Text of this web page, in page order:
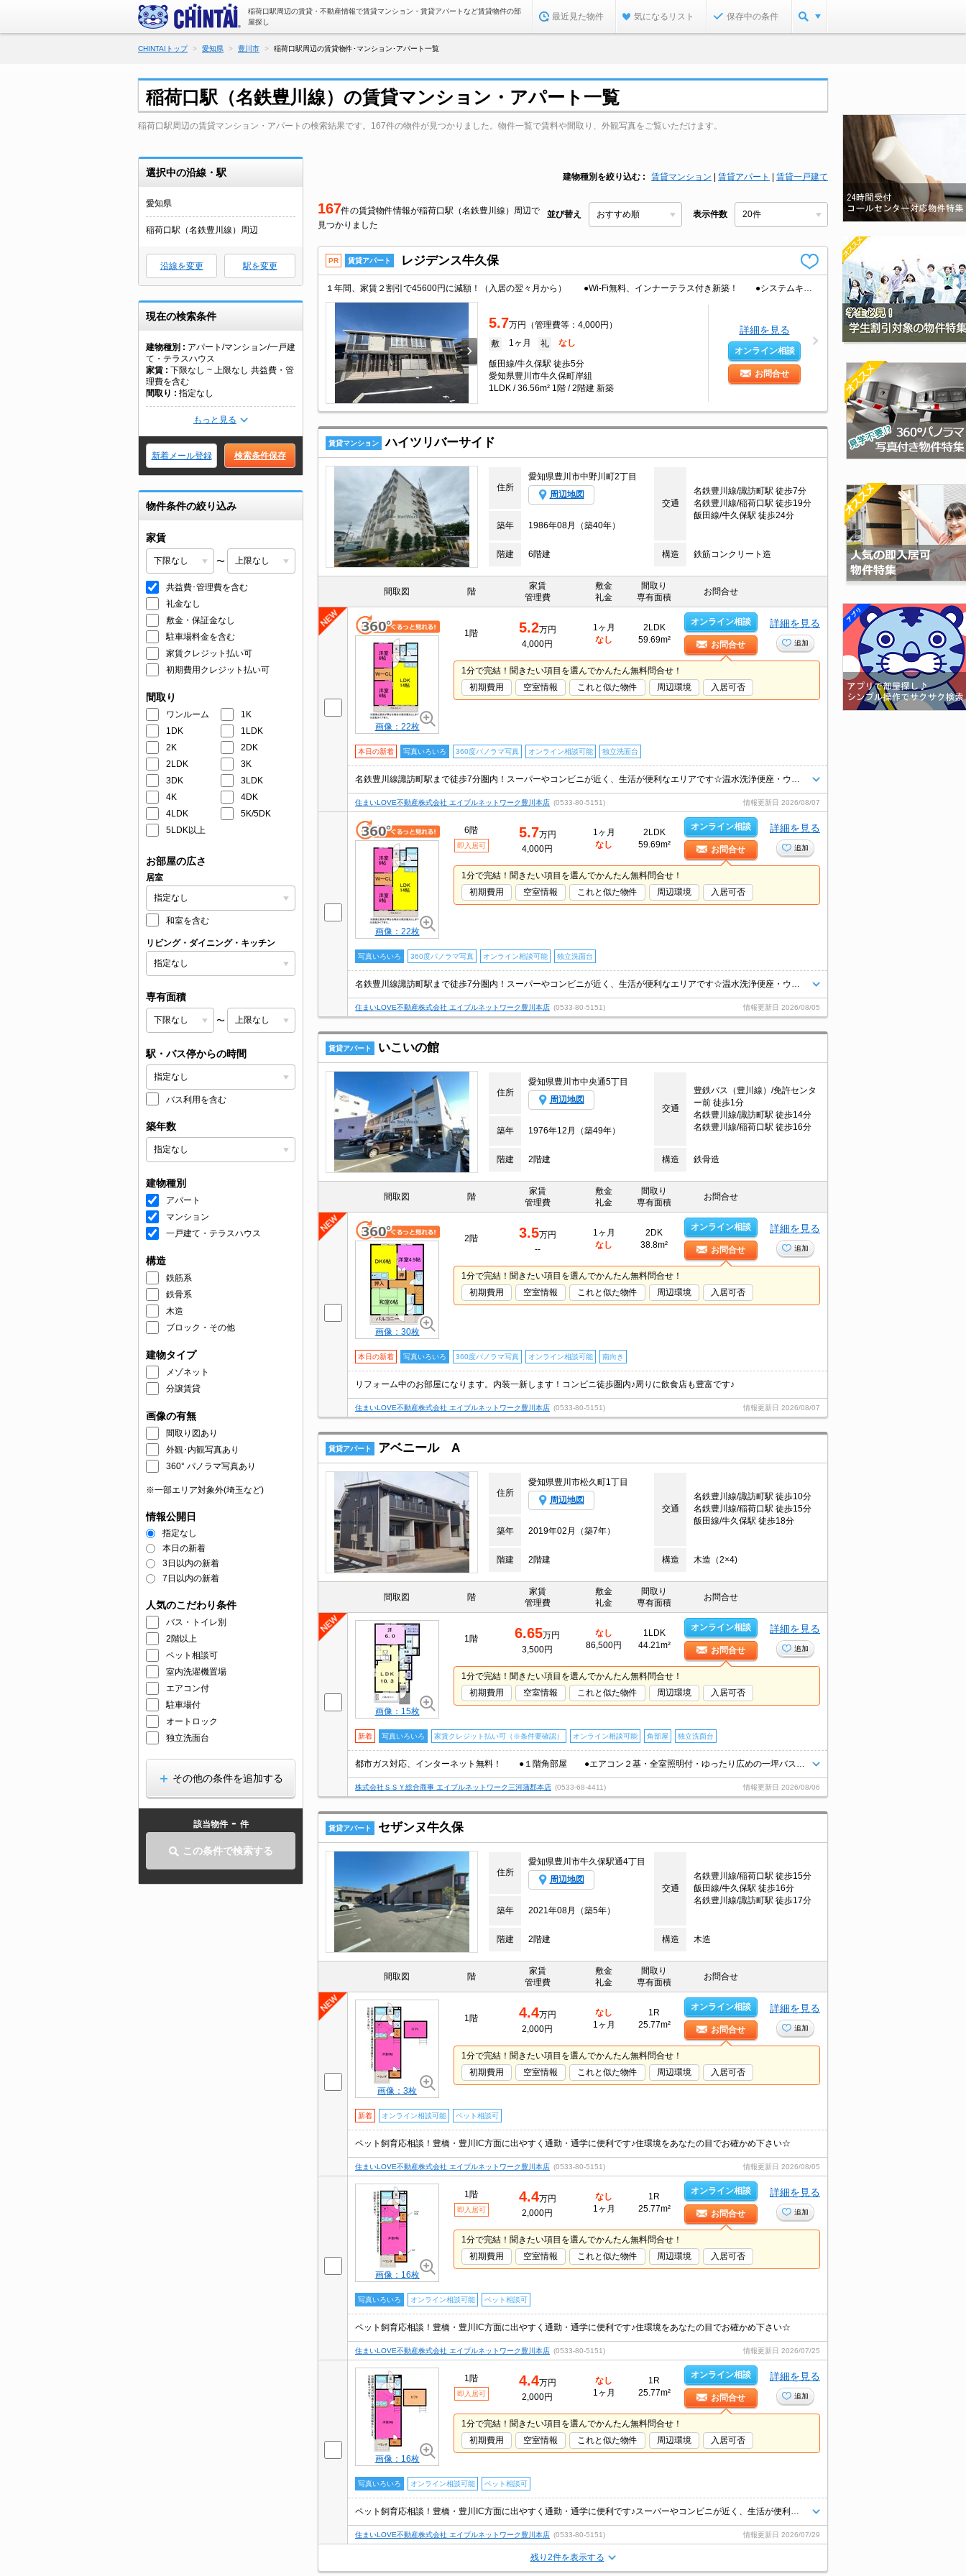
稲荷口駅周辺の賃貸・不動産情報で賃貸マンション・賃貸アパートなど賃貸物件の部
屋探し
最近見た物件 気になるリスト 保存中の条件
CHINTAIトップ 愛知県 豊川市 稲荷口駅周辺の賃貸物件･マンション･アパート一覧
稲荷口駅（名鉄豊川線）の賃貸マンション・アパート一覧
稲荷口駅周辺の賃貸マンション・アパートの検索結果です。167件の物件が見つかりました。物件一覧で賃料や間取り、外観写真をご覧いただけます。
選択中の沿線・駅
愛知県
稲荷口駅（名鉄豊川線）周辺
沿線を変更 駅を変更
現在の検索条件
建物種別
アパート/マンション/一戸建
て・テラスハウス
家賃
下限なし ~ 上限なし 共益費・管
理費を含む
間取り
指定なし
もっと見る
新着メール登録 検索条件保存
物件条件の絞り込み
家賃
〜
共益費･管理費を含む
礼金なし
敷金・保証金なし
駐車場料金を含む
家賃クレジット払い可
初期費用クレジット払い可
間取り
ワンルーム
1K
1DK
1LDK
2K
2DK
2LDK
3K
3DK
3LDK
4K
4DK
4LDK
5K/5DK
5LDK以上
お部屋の広さ
居室
和室を含む
リビング・ダイニング・キッチン
専有面積
〜
駅・バス停からの時間
バス利用を含む
築年数
建物種別
アパート
マンション
一戸建て・テラスハウス
構造
鉄筋系
鉄骨系
木造
ブロック・その他
建物タイプ
メゾネット
分譲賃貸
画像の有無
間取り図あり
外観･内観写真あり
360° パノラマ写真あり
※一部エリア対象外(埼玉など)
情報公開日
指定なし
本日の新着
3日以内の新着
7日以内の新着
人気のこだわり条件
バス・トイレ別
2階以上
ペット相談可
室内洗濯機置場
エアコン付
駐車場付
オートロック
独立洗面台
その他の条件を追加する
該当物件 - 件
この条件で検索する
建物種別を絞り込む 賃貸マンション 賃貸アパート 賃貸一戸建て
167件の賃貸物件情報が稲荷口駅（名鉄豊川線）周辺で
見つかりました
並び替え 表示件数
PR 賃貸アパート レジデンス牛久保
5.7万円（管理費等：4,000円）
敷 1ヶ月 礼 なし
飯田線/牛久保駅 徒歩5分
愛知県豊川市牛久保町岸組
1LDK / 36.56m² 1階 / 2階建 新築
詳細を見る
オンライン相談
お問合せ
賃貸マンション ハイツリバーサイド
住所
愛知県豊川市中野川町2丁目
周辺地図
交通
名鉄豊川線/諏訪町駅 徒歩7分
名鉄豊川線/稲荷口駅 徒歩19分
飯田線/牛久保駅 徒歩24分
築年
1986年08月（築40年）
階建 6階建 構造 鉄筋コンクリート造
間取図 階
家賃
管理費
敷金
礼金
間取り
専有面積
お問合せ
画像：22枚
1階 5.2万円
4,000円
1ヶ月
なし
2LDK
59.69m²
オンライン相談
お問合せ
詳細を見る
追加
1分で完結！聞きたい項目を選んでかんたん無料問合せ！
初期費用
空室情報 これと似た物件 周辺環境 入居可否
本日の新着 写真いろいろ 360度パノラマ写真 オンライン相談可能 独立洗面台
住まいLOVE不動産株式会社 エイブルネットワーク豊川本店 (0533-80-5151) 情報更新日 2026/08/07
画像：22枚
6階
即入居可
5.7万円
4,000円
1ヶ月
なし
2LDK
59.69m²
オンライン相談
お問合せ
詳細を見る
追加
1分で完結！聞きたい項目を選んでかんたん無料問合せ！
初期費用
空室情報 これと似た物件 周辺環境 入居可否
写真いろいろ 360度パノラマ写真 オンライン相談可能 独立洗面台
住まいLOVE不動産株式会社 エイブルネットワーク豊川本店 (0533-80-5151) 情報更新日 2026/08/05
賃貸アパート いこいの館
住所
愛知県豊川市中央通5丁目
周辺地図
交通
豊鉄バス（豊川線）/免許センタ
ー前 徒歩1分
名鉄豊川線/諏訪町駅 徒歩14分
名鉄豊川線/稲荷口駅 徒歩16分
築年 1976年12月（築49年）
階建 2階建 構造 鉄骨造
間取図 階
家賃
管理費
敷金
礼金
間取り
専有面積
お問合せ
画像：30枚
2階 3.5万円
--
1ヶ月
なし
2DK
38.8m²
オンライン相談
お問合せ
詳細を見る
追加
1分で完結！聞きたい項目を選んでかんたん無料問合せ！
初期費用
空室情報 これと似た物件 周辺環境 入居可否
本日の新着 写真いろいろ 360度パノラマ写真 オンライン相談可能 南向き
リフォーム中のお部屋になります。内装一新します！コンビニ徒歩圏内♪周りに飲食店も豊富です♪
住まいLOVE不動産株式会社 エイブルネットワーク豊川本店 (0533-80-5151) 情報更新日 2026/08/07
賃貸アパート アベニール A
住所
愛知県豊川市松久町1丁目
周辺地図
交通
名鉄豊川線/諏訪町駅 徒歩10分
名鉄豊川線/稲荷口駅 徒歩15分
飯田線/牛久保駅 徒歩18分
築年
2019年02月（築7年）
階建 2階建 構造 木造（2×4)
間取図 階
家賃
管理費
敷金
礼金
間取り
専有面積
お問合せ
画像：15枚
1階 6.65万円
3,500円
なし
86,500円
1LDK
44.21m²
オンライン相談
お問合せ
詳細を見る
追加
1分で完結！聞きたい項目を選んでかんたん無料問合せ！
初期費用
空室情報 これと似た物件 周辺環境 入居可否
新着 写真いろいろ 家賃クレジット払い可（※条件要確認） オンライン相談可能 角部屋 独立洗面台
株式会社ＳＳＹ総合商事 エイブルネットワーク三河蒲郡本店 (0533-68-4411) 情報更新日 2026/08/06
賃貸アパート セザンヌ牛久保
住所
愛知県豊川市牛久保駅通4丁目
周辺地図
交通
名鉄豊川線/稲荷口駅 徒歩15分
飯田線/牛久保駅 徒歩16分
名鉄豊川線/諏訪町駅 徒歩17分
築年
2021年08月（築5年）
階建 2階建 構造 木造
間取図 階
家賃
管理費
敷金
礼金
間取り
専有面積
お問合せ
画像：3枚
1階 4.4万円
2,000円
なし
1ヶ月
1R
25.77m²
オンライン相談
お問合せ
詳細を見る
追加
1分で完結！聞きたい項目を選んでかんたん無料問合せ！
初期費用
空室情報 これと似た物件 周辺環境 入居可否
新着 オンライン相談可能 ペット相談可
ペット飼育応相談！豊橋・豊川IC方面に出やすく通勤・通学に便利です♪住環境をあなたの目でお確かめ下さい☆
住まいLOVE不動産株式会社 エイブルネットワーク豊川本店 (0533-80-5151) 情報更新日 2026/08/05
画像：16枚
1階
即入居可
4.4万円
2,000円
なし
1ヶ月
1R
25.77m²
オンライン相談
お問合せ
詳細を見る
追加
1分で完結！聞きたい項目を選んでかんたん無料問合せ！
初期費用
空室情報 これと似た物件 周辺環境 入居可否
写真いろいろ オンライン相談可能 ペット相談可
ペット飼育応相談！豊橋・豊川IC方面に出やすく通勤・通学に便利です♪住環境をあなたの目でお確かめ下さい☆
住まいLOVE不動産株式会社 エイブルネットワーク豊川本店 (0533-80-5151) 情報更新日 2026/07/25
画像：16枚
1階
即入居可
4.4万円
2,000円
なし
1ヶ月
1R
25.77m²
オンライン相談
お問合せ
詳細を見る
追加
1分で完結！聞きたい項目を選んでかんたん無料問合せ！
初期費用
空室情報 これと似た物件 周辺環境 入居可否
写真いろいろ オンライン相談可能 ペット相談可
住まいLOVE不動産株式会社 エイブルネットワーク豊川本店 (0533-80-5151) 情報更新日 2026/07/29
残り2件を表示する